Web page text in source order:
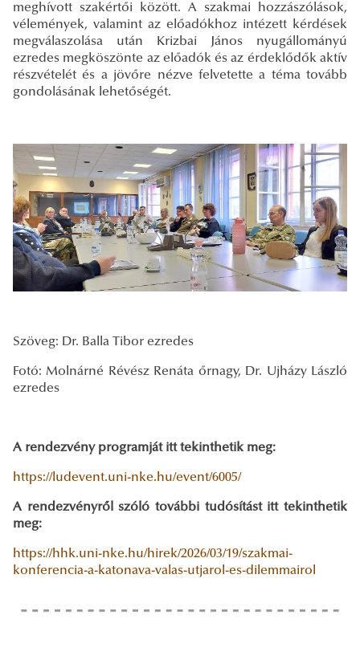
meghívott szakértői között. A szakmai hozzászólások,
vélemények, valamint az előadókhoz intézett kérdések
megválaszolása után Krizbai János nyugállományú
ezredes megköszönte az előadók és az érdeklődők aktív
részvételét és a jövőre nézve felvetette a téma tovább
gondolásának lehetőségét.
Szöveg: Dr. Balla Tibor ezredes
Fotó: Molnárné Révész Renáta őrnagy, Dr. Ujházy László
ezredes
A rendezvény programját itt tekinthetik meg:
https://ludevent.uni-nke.hu/event/6005/
A rendezvényről szóló további tudósítást itt tekinthetik
meg:
https://hhk.uni-nke.hu/hirek/2026/03/19/szakmai-
konferencia-a-katonava-valas-utjarol-es-dilemmairol